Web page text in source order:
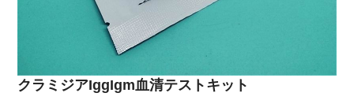
クラミジアIggIgm血清テストキット